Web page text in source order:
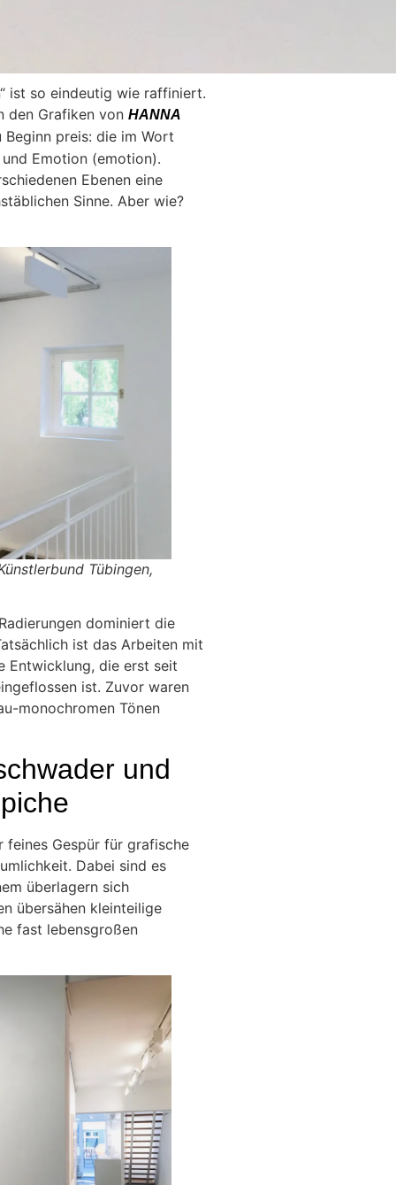
ist so eindeutig wie raffiniert.
den Grafiken von HANNA
preis: die im Wort
Emotion (emotion).
Ebenen eine
Sinne. Aber wie?
Tübingen,
dominiert die
ist das Arbeiten mit
Entwicklung, die erst seit
ist. Zuvor waren
monochromen Tönen
und
feines Gespür für grafische
Dabei sind es
überlagern sich
übersähen kleinteilige
fast lebensgroßen